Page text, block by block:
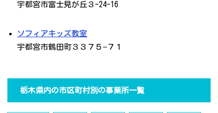
宇都宮市富士見が丘３-24-16
ソフィアキッズ教室
宇都宮市鶴田町３３７５−７１
栃木県内の市区町村別の事業所一覧